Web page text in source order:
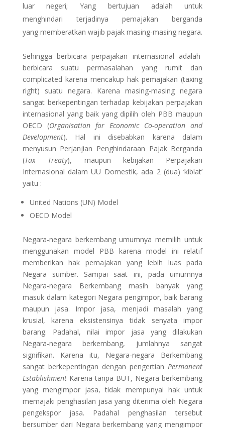
luar negeri; Yang bertujuan adalah untuk
menghindari terjadinya pemajakan berganda
yang memberatkan wajib pajak masing-masing negara.
Sehingga berbicara perpajakan internasional adalah
berbicara suatu permasalahan yang rumit dan
complicated karena mencakup hak pemajakan (taxing
right) suatu negara. Karena masing-masing negara
sangat berkepentingan terhadap kebijakan perpajakan
internasional yang baik yang dipilih oleh PBB maupun
OECD (Organisation for Economic Co-operation and
Development). Hal ini disebabkan karena dalam
menyusun Perjanjian Penghindaraan Pajak Berganda
(Tax Treaty), maupun kebijakan Perpajakan
Internasional dalam UU Domestik, ada 2 (dua) ‘kiblat’
yaitu :
United Nations (UN) Model
OECD Model
Negara-negara berkembang umumnya memilih untuk
menggunakan model PBB karena model ini relatif
memberikan hak pemajakan yang lebih luas pada
Negara sumber. Sampai saat ini, pada umumnya
Negara-negara Berkembang masih banyak yang
masuk dalam kategori Negara pengimpor, baik barang
maupun jasa. Impor jasa, menjadi masalah yang
krusial, karena eksistensinya tidak senyata impor
barang. Padahal, nilai impor jasa yang dilakukan
Negara-negara berkembang, jumlahnya sangat
signifikan. Karena itu, Negara-negara Berkembang
sangat berkepentingan dengan pengertianPermanent
EstablishmentKarena tanpa BUT, Negara berkembang
yang mengimpor jasa, tidak mempunyai hak untuk
memajaki penghasilan jasa yang diterima oleh Negara
pengekspor jasa. Padahal penghasilan tersebut
bersumber dari Negara berkembang yang mengimpor